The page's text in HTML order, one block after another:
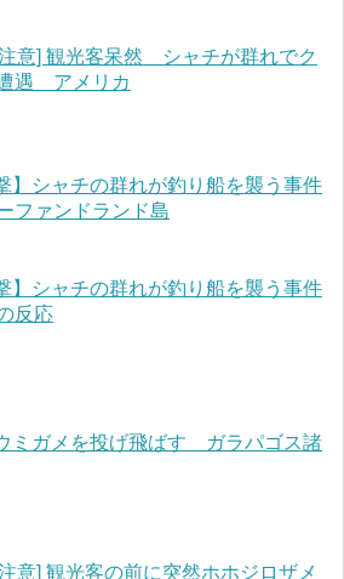
意] 観光客呆然 シャチが群れでク
遇 アメリカ
】シャチの群れが釣り船を襲う事件
ァンドランド島
】シャチの群れが釣り船を襲う事件
反応
ミガメを投げ飛ばす ガラパゴス諸
意] 観光客の前に突然ホホジロザメ